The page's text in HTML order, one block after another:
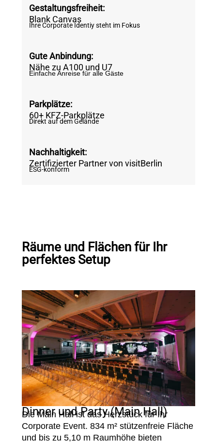
Gestaltungsfreiheit:
Blank Canvas
Ihre Corporate Identiy steht im Fokus
Gute Anbindung:
Nähe zu A100 und U7
Einfache Anreise für alle Gäste
Parkplätze:
60+ KFZ-Parkplätze
Direkt auf dem Gelände
Nachhaltigkeit:
Zertifizierter Partner von visitBerlin
ESG-konform
Räume und Flächen für Ihr
perfektes Setup
Dinner und Party (Main Hall)
Die Main Hall ist das Herzstück für Ihr
Corporate Event. 834 m² stützenfreie Fläche
und bis zu 5,10 m Raumhöhe bieten